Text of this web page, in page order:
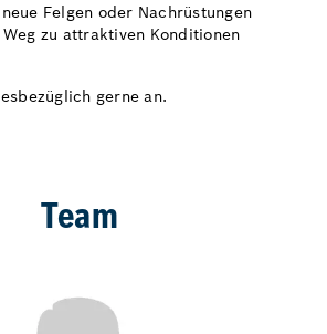
Felgen oder Nachrüstungen
zu attraktiven Konditionen
gerne an.
Team